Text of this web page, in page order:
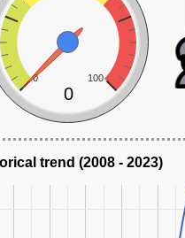
0 100
0
trend (2008 - 2023)